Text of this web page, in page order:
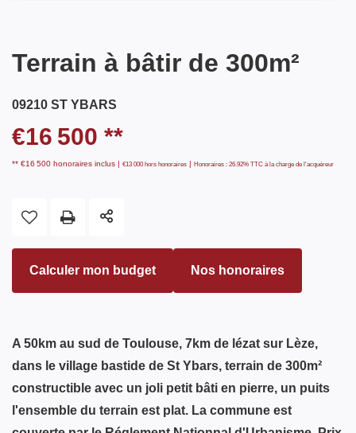
Terrain à bâtir de 300m²
09210 ST YBARS
€16 500 **
** €16 500 honoraires inclus | €13 000 hors honoraires | Honoraires : 26.92% TTC à la charge de l'acquéreur
Calculer mon budget Nos honoraires
A 50km au sud de Toulouse, 7km de lézat sur Lèze,
dans le village bastide de St Ybars, terrain de 300m²
constructible avec un joli petit bâti en pierre, un puits
l'ensemble du terrain est plat. La commune est